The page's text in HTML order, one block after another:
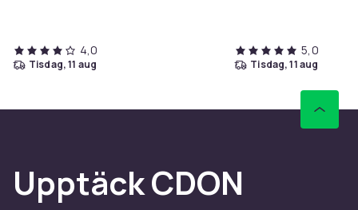
4,0
tisdag, 11 aug
5,0
tisdag, 11 aug
Upptäck CDON